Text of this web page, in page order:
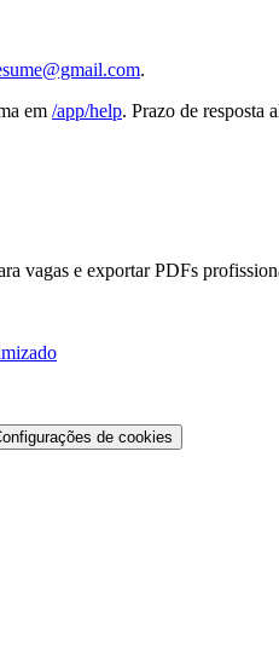
.
em /app/help. Prazo de resposta
vagas e exportar PDFs
de cookies